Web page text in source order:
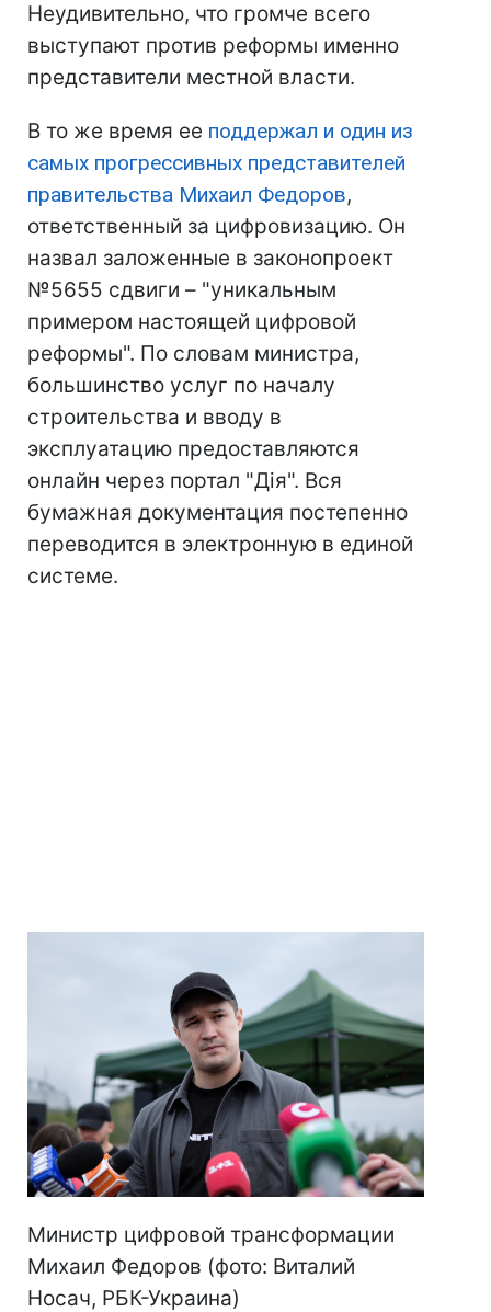
Неудивительно, что громче всего
выступают против реформы именно
представители местной власти.
В то же время ее поддержал и один из
самых прогрессивных представителей
правительства Михаил Федоров,
ответственный за цифровизацию. Он
назвал заложенные в законопроект
№5655 сдвиги – "уникальным
примером настоящей цифровой
реформы". По словам министра,
большинство услуг по началу
строительства и вводу в
эксплуатацию предоставляются
онлайн через портал "Дія". Вся
бумажная документация постепенно
переводится в электронную в единой
системе.
Министр цифровой трансформации
Михаил Федоров (фото: Виталий
Носач, РБК-Украина)